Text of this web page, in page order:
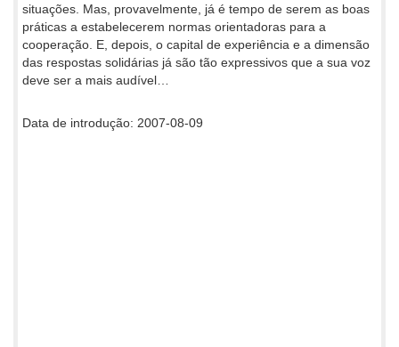
situações. Mas, provavelmente, já é tempo de serem as boas
práticas a estabelecerem normas orientadoras para a
cooperação. E, depois, o capital de experiência e a dimensão
das respostas solidárias já são tão expressivos que a sua voz
deve ser a mais audível…
Data de introdução: 2007-08-09